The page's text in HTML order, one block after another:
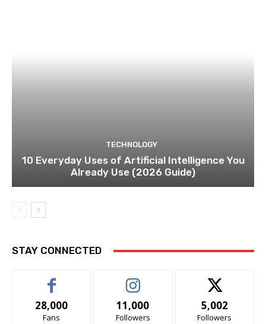
TECHNOLOGY
10 Everyday Uses of Artificial Intelligence You
Already Use (2026 Guide)
STAY CONNECTED
28,000
Fans
11,000
Followers
5,002
Followers